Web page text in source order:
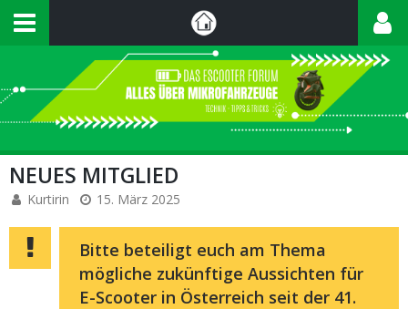
NEUES MITGLIED
Kurtirin 15. März 2025
Bitte beteiligt euch am Thema
mögliche zukünftige Aussichten für
E-Scooter in Österreich seit der 41.